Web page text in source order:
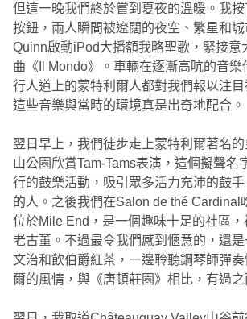
但這一晚我們終於嘗到夏夜的溫暖。我
按鈕，兩人瞬間被遼闊的夜空、繁星和城
Quinn啟動iPod大播額我略聖歌，緊接意
曲《Il Mondo》。車輛在逐漸高吭的音樂
行人道上的蒙特利爾人都對我們報以注目
這些音樂與當時的環境真是出奇地配合。
翌日早上，我們徒步走上蒙特利爾著名
山公園欣賞Tam-Tams表演，這個擬聲名
行的鼓樂活動，吸引眾多活力充沛的鼓
的人。之後我們在Salon de thé Cardinal
位於Mile End，是一個趣味十足的社區
老古董。不過最令我們感到愜意的，還
文治和飲伯爵紅茶，一邊聆聽鋼琴師彈奏
爾的風情，與《唐頓莊園》相比，有過之